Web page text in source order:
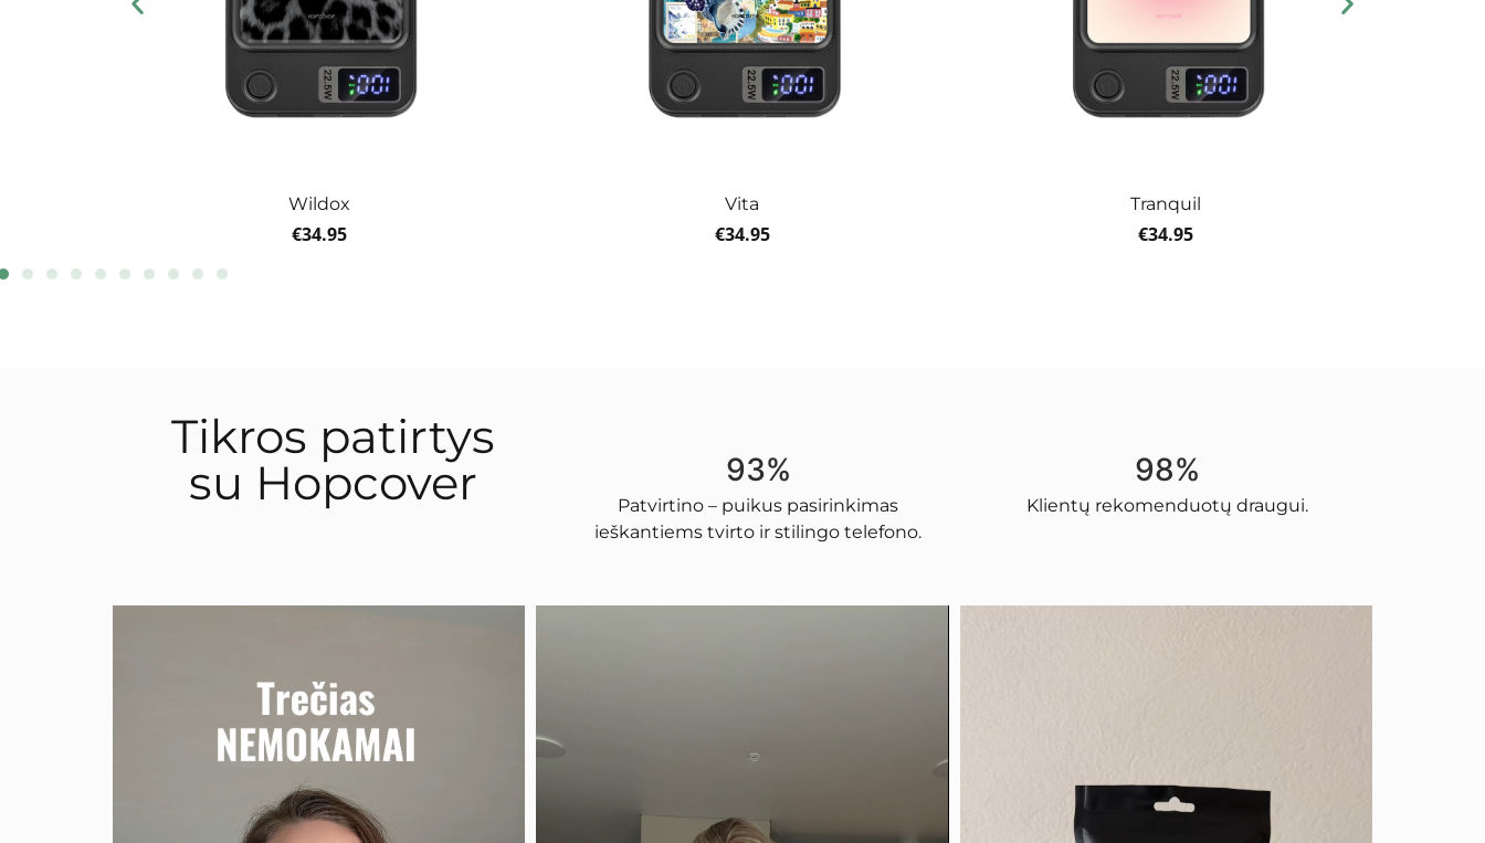
Wildox
€34.95
Vita
€34.95
Tranquil
€34.95
Tikros patirtys
su Hopcover
93%
Patvirtino – puikus pasirinkimas
ieškantiems tvirto ir stilingo telefono.
98%
Klientų rekomenduotų draugui.